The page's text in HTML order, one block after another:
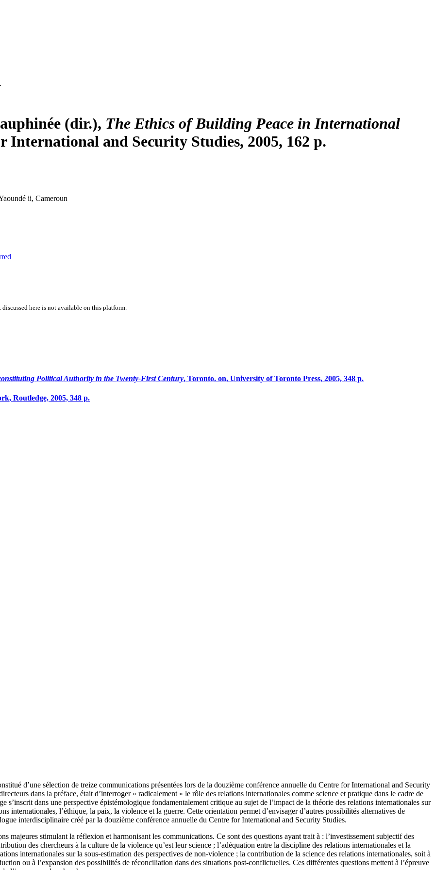
(dir.), The Ethics of Building Peace in International
International and Security Studies, 2005, 162 p.
ii, Cameroun
here is not available on this platform.
Political Authority in the Twenty-First Century, Toronto, on, University of Toronto Press, 2005, 348 p.
Routledge, 2005, 348 p.
d’une sélection de treize communications présentées lors de la douzième conférence annuelle du Centre for International and Security
dans la préface, était d’interroger « radicalement » le rôle des relations internationales comme science et pratique dans le cadre de
s’inscrit dans une perspective épistémologique fondamentalement critique au sujet de l’impact de la théorie des relations internationales sur
internationales, l’éthique, la paix, la violence et la guerre. Cette orientation permet d’envisager d’autres possibilités alternatives de
interdisciplinaire créé par la douzième conférence annuelle du Centre for International and Security Studies.
majeures stimulant la réflexion et harmonisant les communications. Ce sont des questions ayant trait à : l’investissement subjectif des
des chercheurs à la culture de la violence qu’est leur science ; l’adéquation entre la discipline des relations internationales et la
internationales sur la sous-estimation des perspectives de non-violence ; la contribution de la science des relations internationales, soit à
ou à l’expansion des possibilités de réconciliation dans des situations post-conflictuelles. Ces différentes questions mettent à l’épreuve